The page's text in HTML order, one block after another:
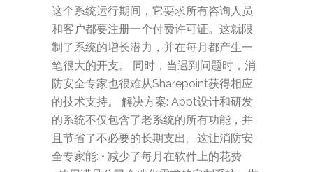
这个系统运行期间，它要求所有咨询人员
和客户都要注册一个付费许可证。这就限
制了系统的增长潜力，并在每月都产生一
笔很大的开支。 同时，当遇到问题时，消
防安全专家也很难从Sharepoint获得相应
的技术支持。 解决方案: Appt设计和研发
的系统不仅包含了老系统的所有功能，并
且节省了不必要的长期支出。这让消防安
全专家能: • 减少了每月在软件上的花费